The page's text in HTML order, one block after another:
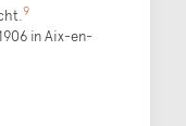
9
in Aix-en-